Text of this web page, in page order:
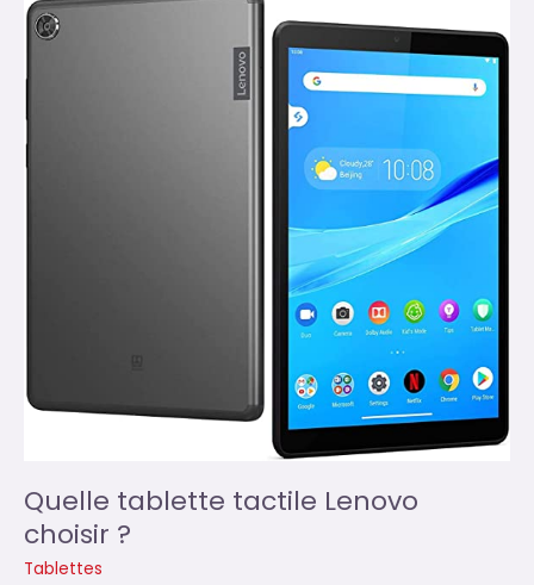
choisir
Quelle tablette tactile Lenovo
choisir ?
Tablettes